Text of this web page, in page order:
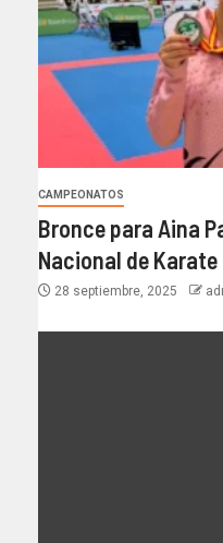
CAMPEONATOS
Bronce para Aina
Nacional de Karate
28 septiembre, 2025